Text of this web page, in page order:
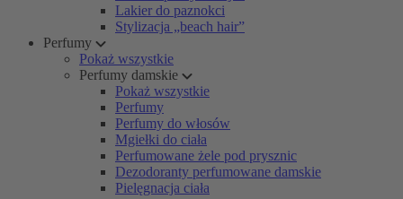
Lakier do paznokci
Stylizacja „beach hair”
Perfumy
Pokaż wszystkie
Perfumy damskie
Pokaż wszystkie
Perfumy
Perfumy do włosów
Mgiełki do ciała
Perfumowane żele pod prysznic
Dezodoranty perfumowane damskie
Pielęgnacja ciała